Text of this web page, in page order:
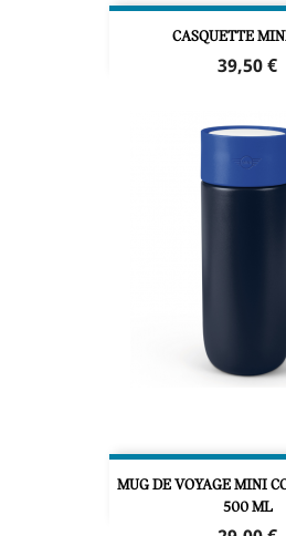
CASQUETTE
Prix
39,50 €
MUG DE VOYAGE MINI
500 ML